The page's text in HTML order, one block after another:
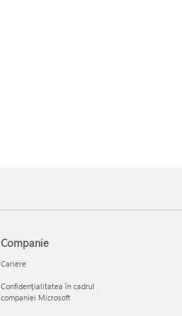
Companie
Cariere
Confidențialitatea în cadrul
companiei Microsoft